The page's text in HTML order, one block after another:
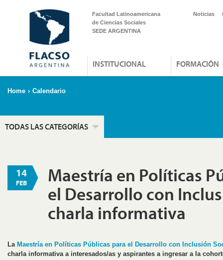
Facultad Latinoamericana
de Ciencias Sociales
SEDE ARGENTINA
Noticias
INSTITUCIONAL FORMACIÓN
Home › Calendario
TODAS LAS CATEGORÍAS
14
FEB
Maestría en Políticas
el Desarrollo con
charla informativa
La Maestría en Políticas Públicas para el Desarrollo con Inclusión
charla informativa a interesados/as y aspirantes a ingresar a la